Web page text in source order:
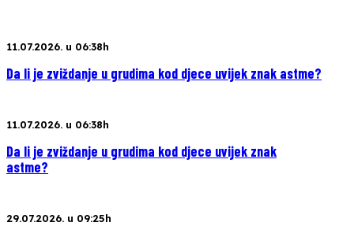
11.07.2026. u 06:38h
Da li je zviždanje u grudima kod djece uvijek znak astme?
11.07.2026. u 06:38h
Da li je zviždanje u grudima kod djece uvijek znak
astme?
29.07.2026. u 09:25h